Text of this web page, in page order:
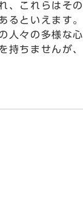
、これらはその
るといえます。
人々の多様な心
持ちませんが、